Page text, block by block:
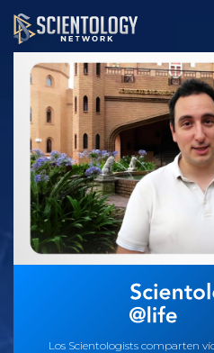
Los Scientologists comparten